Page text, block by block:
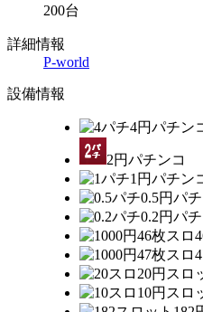
200台
詳細情報
P-world
設備情報
4円パチン
2円パチンコ
1円パチン
0.5円パ
0.2円パ
20円スロ
10円スロ